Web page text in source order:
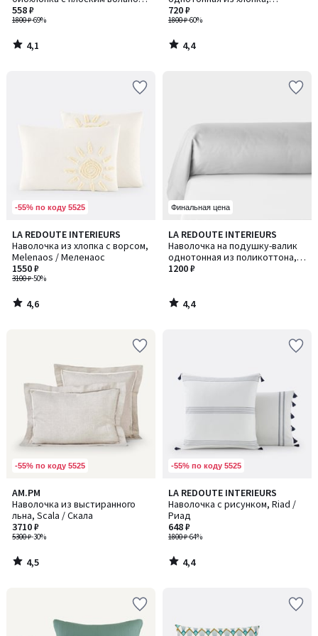
Scenario / Сценарио
1800 ₽-69%
558 ₽
4,1
/
Scenario / Сценарио
1800 ₽-60%
720 ₽
4,4
/
-55% по коду 5525
LA REDOUTE INTERIEURS
Наволочка из хлопка с ворсом,
Melenaos / Меленаос
3100 ₽-50%
1550 ₽
4,6
/ 5
4,6
/
Финальная цена
LA REDOUTE INTERIEURS
Наволочка на подушку-валик
однотонная из поликоттона,
Scenario / Сценарио
1200 ₽
4,4
/ 5
4,4
/
-55% по коду 5525
AM.PM
Наволочка из выстиранного
льна, Scala / Скала
5300 ₽-30%
3710 ₽
4,5
/ 5
4,5
/
-55% по коду 5525
LA REDOUTE INTERIEURS
Наволочка с рисунком, Riad /
Риад
1800 ₽-64%
648 ₽
4,4
/ 5
4,4
/